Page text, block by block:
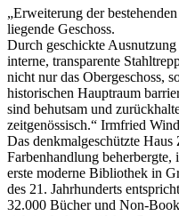
„Erweiterung der
liegende Geschoss.
Durch geschickte
interne, transparente
nicht nur das Obergeschoss,
historischen Hauptraum
sind behutsam und
zeitgenössisch.“ Irmfried
Das denkmalgeschützte
Farbenhandlung beherbergte,
erste moderne Bibliothek in
des 21. Jahrhunderts
32.000 Bücher und Non-